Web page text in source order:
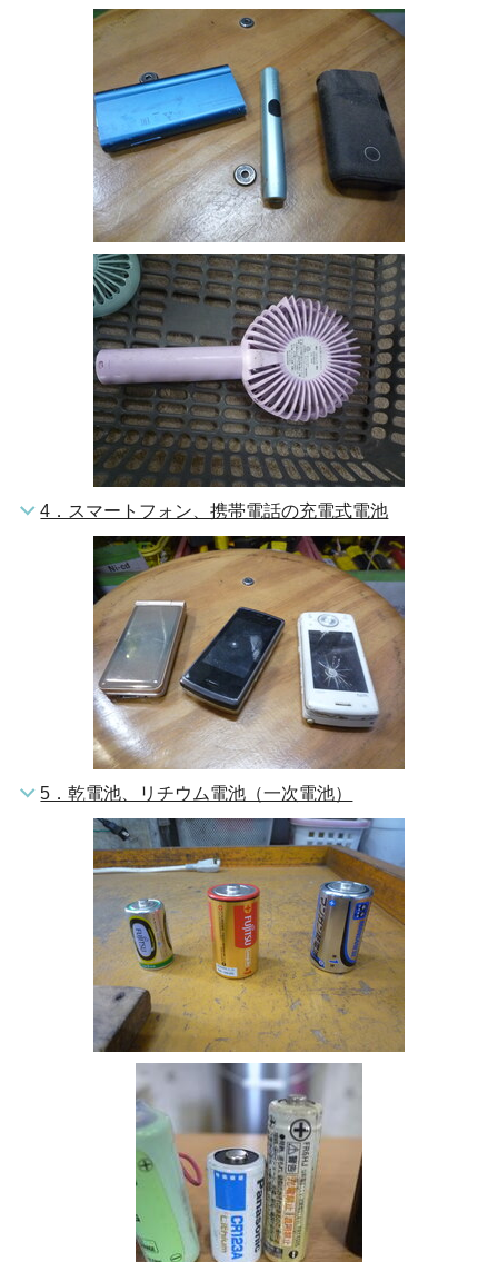
4．スマートフォン、携帯電話の充電式電池
5．乾電池、リチウム電池（一次電池）